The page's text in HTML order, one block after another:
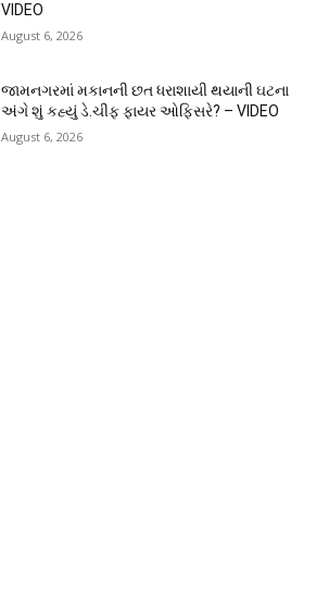
VIDEO
August 6, 2026
જામનગરમાં મકાનની છત ધરાશાયી થયાની ઘટના
અંગે શું કહ્યું ડે.ચીફ ફાયર ઓફિસરે? – VIDEO
August 6, 2026